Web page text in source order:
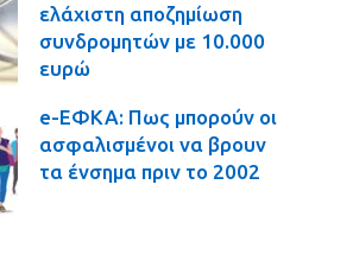
ελάχιστη αποζημίωση
συνδρομητών με 10.000
ευρώ
e-ΕΦΚΑ: Πως μπορούν οι
ασφαλισμένοι να βρουν
τα ένσημα πριν το 2002